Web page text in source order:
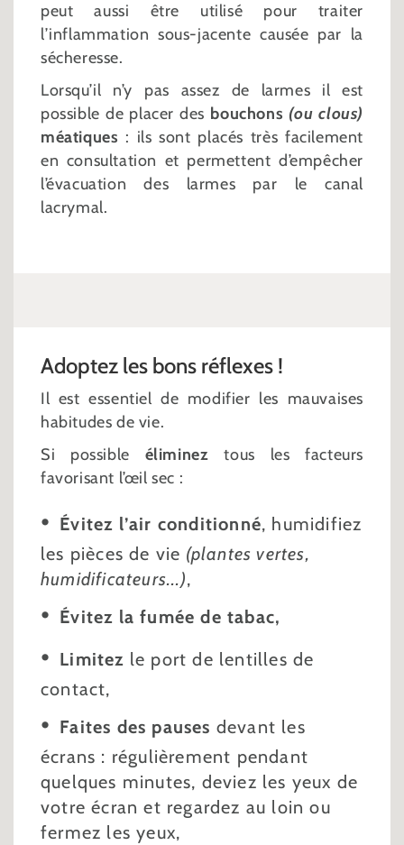
peut aussi être utilisé pour traiter
l’inflammation sous-jacente causée par la
sécheresse.
Lorsqu’il n’y pas assez de larmes il est
possible de placer des bouchons (ou clous)
méatiques : ils sont placés très facilement
en consultation et permettent d’empêcher
l’évacuation des larmes par le canal
lacrymal.
Adoptez les bons réflexes !
Il est essentiel de modifier les mauvaises
habitudes de vie.
Si possible éliminez tous les facteurs
favorisant l’œil sec :
Évitez l’air conditionné, humidifiez
les pièces de vie (plantes vertes,
humidificateurs...),
Évitez la fumée de tabac,
Limitez le port de lentilles de
contact,
Faites des pauses devant les
écrans : régulièrement pendant
quelques minutes, deviez les yeux de
votre écran et regardez au loin ou
fermez les yeux,